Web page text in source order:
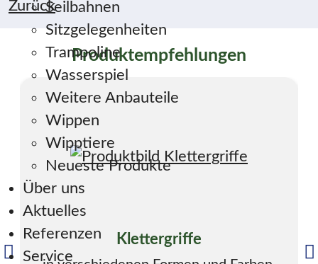
Seilbahnen
Sitzgelegenheiten
Trampoline
Wasserspiel
Weitere Anbauteile
Wippen
Wipptiere
Neueste Produkte
Über uns
Aktuelles
Referenzen
Service
Zurück
Produktempfehlungen
Klettergriffe